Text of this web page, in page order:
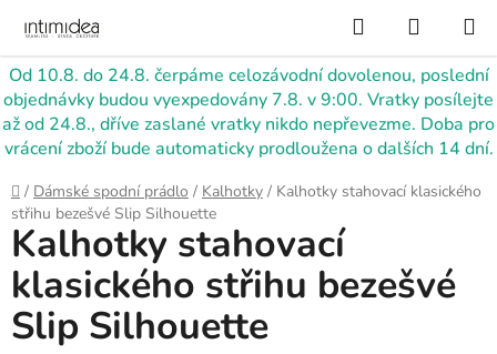
obsah
Od 10.8. do 24.8. čerpáme celozávodní dovolenou, poslední
objednávky budou vyexpedovány 7.8. v 9:00. Vratky posílejte
až od 24.8., dříve zaslané vratky nikdo nepřevezme. Doba pro
vrácení zboží bude automaticky prodloužena o dalších 14 dní.
Hledat
KOŠÍK
Domů
/ Dámské spodní prádlo / Kalhotky / Kalhotky stahovací klasického
střihu bezešvé Slip Silhouette
Kalhotky stahovací
klasického střihu bezešvé
Slip Silhouette